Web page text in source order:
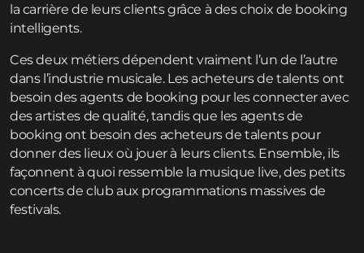
la carrière de leurs clients grâce à des choix de booking
intelligents.
Ces deux métiers dépendent vraiment l’un de l’autre
dans l’industrie musicale. Les acheteurs de talents ont
besoin des agents de booking pour les connecter avec
des artistes de qualité, tandis que les agents de
booking ont besoin des acheteurs de talents pour
donner des lieux où jouer à leurs clients. Ensemble, ils
façonnent à quoi ressemble la musique live, des petits
concerts de club aux programmations massives de
festivals.